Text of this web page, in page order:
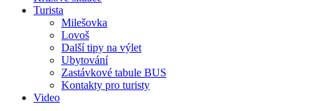
Turista
Milešovka
Lovoš
Další tipy na výlet
Ubytování
Zastávkové tabule BUS
Kontakty pro turisty
Video